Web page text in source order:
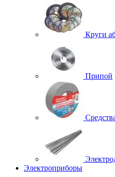
Круги
Припой
Электроприборы